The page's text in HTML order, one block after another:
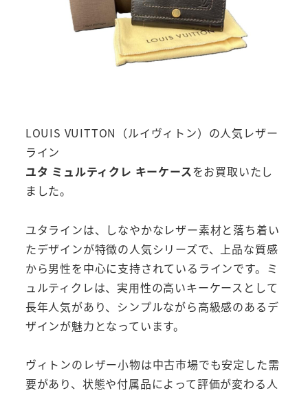
LOUIS VUITTON（ルイヴィトン）の人気レザー
ライン
ユタ ミュルティクレ キーケースをお買取いたし
ました。
ユタラインは、しなやかなレザー素材と落ち着い
たデザインが特徴の人気シリーズで、上品な質感
から男性を中心に支持されているラインです。ミ
ュルティクレは、実用性の高いキーケースとして
長年人気があり、シンプルながら高級感のあるデ
ザインが魅力となっています。
ヴィトンのレザー小物は中古市場でも安定した需
要があり、状態や付属品によって評価が変わる人